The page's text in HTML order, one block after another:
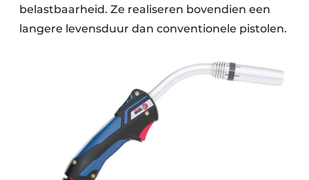
belastbaarheid. Ze realiseren bovendien een
langere levensduur dan conventionele pistolen.